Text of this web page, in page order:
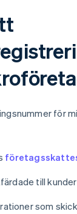
för
till kunder
som